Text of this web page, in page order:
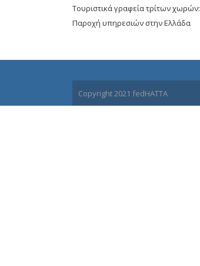
Τουριστικά γραφεία τρίτων χωρών:
Παροχή υπηρεσιών στην Ελλάδα
Copyright 2021 fedHATTA